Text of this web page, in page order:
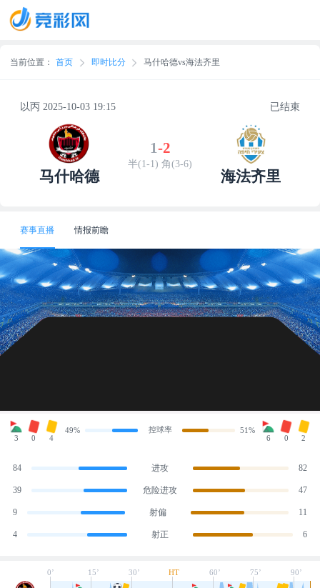
当前位置： 首页 即时比分 马什哈德vs海法齐里
以丙 2025-10-03 19:15 已结束
马什哈德
1-2
半(1-1) 角(3-6)
海法齐里
赛事直播 情报前瞻
3 0 4
49% 控球率
51%
6
0 2
84 进攻 82
39 危险进攻 47
9 射偏 11
4 射正 6
0’ 15’ 30’ HT 60’ 75’ 90’